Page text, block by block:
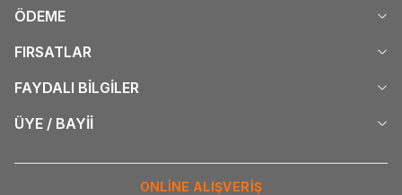
ÖDEME
FIRSATLAR
FAYDALI BİLGİLER
ÜYE / BAYİİ
ONLİNE ALIŞVERİŞ